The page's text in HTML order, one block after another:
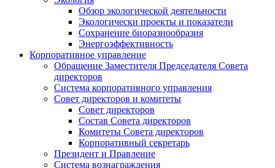
Обзор экологической деятельности
Экологически проекты и показатели
Сохранение биоразнообразия
Энергоэффективность
Корпоративное управление
Обращение Заместителя Председателя Совета
директоров
Система корпоративного управления
Совет директоров и комитеты
Совет директоров
Состав Совета директоров
Комитеты Совета директоров
Корпоративный секретарь
Президент и Правление
Система вознаграждения